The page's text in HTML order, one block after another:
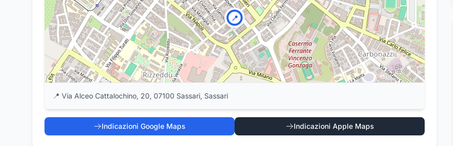
📍
📍 Via Alceo Cattalochino, 20, 07100 Sassari, Sassari
Indicazioni Google Maps Indicazioni Apple Maps